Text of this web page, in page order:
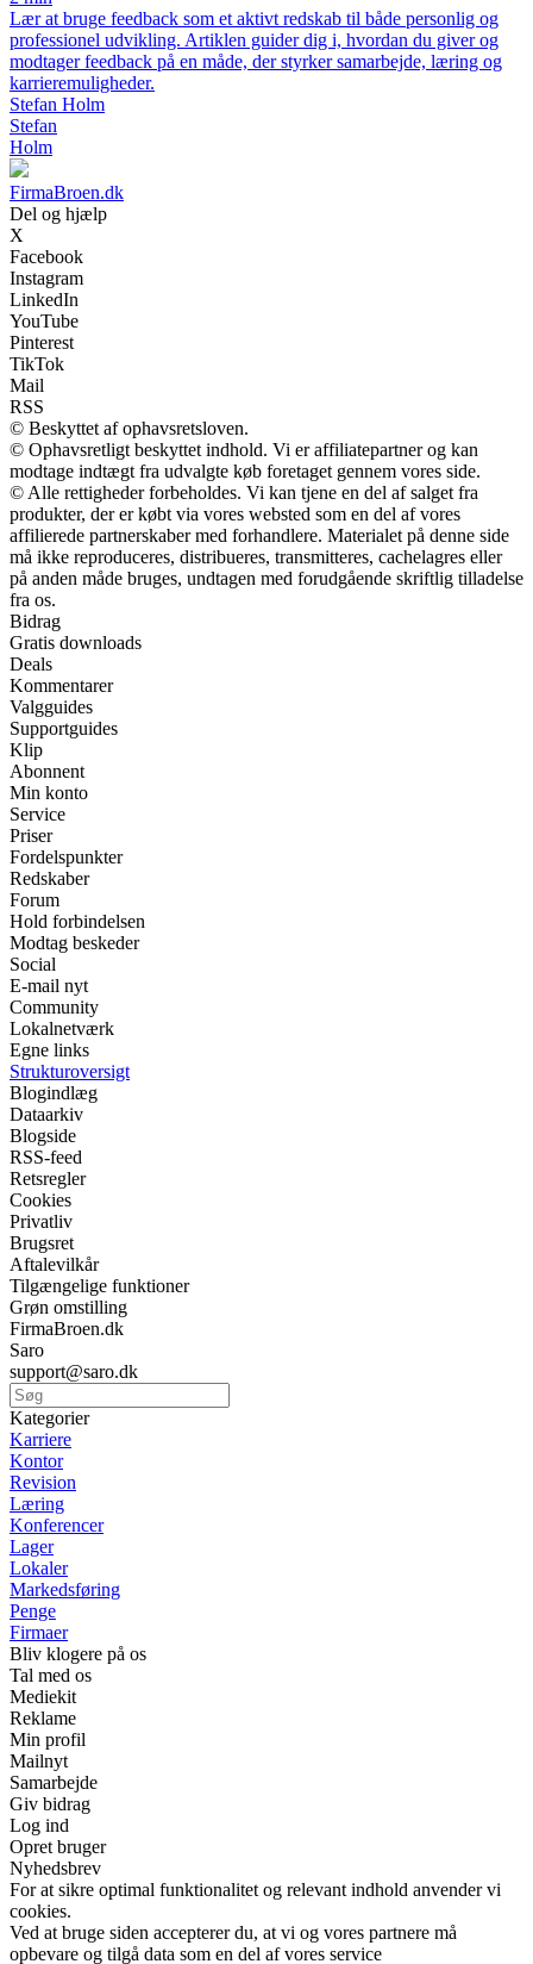
Lær at bruge feedback som et aktivt redskab til både personlig og
professionel udvikling. Artiklen guider dig i, hvordan du giver og
modtager feedback på en måde, der styrker samarbejde, læring og
karrieremuligheder.
Stefan Holm
Stefan
Holm
FirmaBroen.dk
Del og hjælp
X
Facebook
Instagram
LinkedIn
YouTube
Pinterest
TikTok
Mail
RSS
© Beskyttet af ophavsretsloven.
© Ophavsretligt beskyttet indhold. Vi er affiliatepartner og kan
modtage indtægt fra udvalgte køb foretaget gennem vores side.
© Alle rettigheder forbeholdes. Vi kan tjene en del af salget fra
produkter, der er købt via vores websted som en del af vores
affilierede partnerskaber med forhandlere. Materialet på denne side
må ikke reproduceres, distribueres, transmitteres, cachelagres eller
på anden måde bruges, undtagen med forudgående skriftlig tilladelse
fra os.
Bidrag
Gratis downloads
Deals
Kommentarer
Valgguides
Supportguides
Klip
Abonnent
Min konto
Service
Priser
Fordelspunkter
Redskaber
Forum
Hold forbindelsen
Modtag beskeder
Social
E-mail nyt
Community
Lokalnetværk
Egne links
Strukturoversigt
Blogindlæg
Dataarkiv
Blogside
RSS-feed
Retsregler
Cookies
Privatliv
Brugsret
Aftalevilkår
Tilgængelige funktioner
Grøn omstilling
FirmaBroen.dk
Saro
support@saro.dk
Kategorier
Karriere
Kontor
Revision
Læring
Konferencer
Lager
Lokaler
Markedsføring
Penge
Firmaer
Bliv klogere på os
Tal med os
Mediekit
Reklame
Min profil
Mailnyt
Samarbejde
Giv bidrag
Log ind
Opret bruger
Nyhedsbrev
For at sikre optimal funktionalitet og relevant indhold anvender vi
cookies.
Ved at bruge siden accepterer du, at vi og vores partnere må
opbevare og tilgå data som en del af vores service